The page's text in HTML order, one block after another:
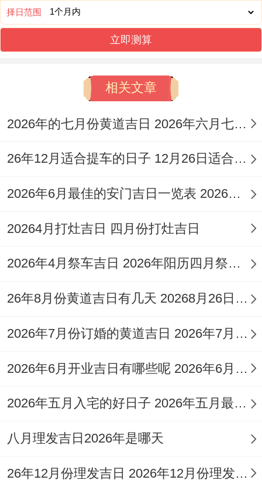
12:59）能更好地承接吉气。
说实在的,日干支为丁卯,五行属炉中火。是
危日，虽名为「危」；但同样有把握时机、
易，火旺的日子也标记生意红火，开业吉日
指数为96分，需要特别注意的是此日冲鸡,
时（11:00-12:59）或未时（13:00-
（星期六，农历七月初十）
我跟你讲 日干支为戊辰,值神再临金匮（黄
道吉日）。五行属大林木、是成日，木主生
然.此日百事吉利;特别适合开市、交易、立
择日范围
立即测算
相关文章
2026年的七月份黄道吉日 2026年六月七月黄道吉日
26年12月适合提车的日子 12月26日适合提车吗
2026年6月最佳的安门吉日一览表 2026年6月安门的黄道吉日
20264月打灶吉日 四月份打灶吉日
2026年4月祭车吉日 2026年阳历四月祭车好日子
26年8月份黄道吉日有几天 20268月26日黄道吉日
2026年7月份订婚的黄道吉日 2026年7月订婚吉日查询
2026年6月开业吉日有哪些呢 2026年6月26号开业吉时
2026年五月入宅的好日子 2026年五月最佳的入宅吉日一览表
八月理发吉日2026年是哪天
26年12月份理发吉日 2026年12月份理发黄道吉日一览表